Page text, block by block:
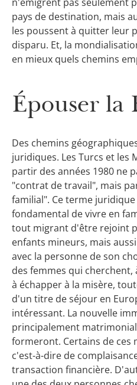
pays de destination, mais
les poussent à quitter leur
disparu. Et, la
en mieux quels chemins
Épouser la
Des chemins
juridiques. Les Turcs et les
partir des années 1980 ne
"contrat de travail", mais
familial". Ce terme
fondamental de vivre en
tout migrant d'être rejoint
enfants mineurs, mais
avec la personne de son
des femmes qui
à échapper à la misère,
d'un titre de séjour en
intéressant. La nouvelle
principalement
formeront. Certains de ces
c'est-à-dire de
transaction financière.